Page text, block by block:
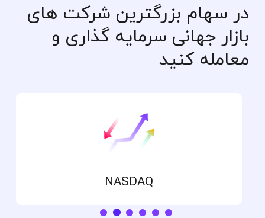
در سهام بزرگترین شرکت های
بازار جهانی سرمایه گذاری و
معامله کنید
NASDAQ